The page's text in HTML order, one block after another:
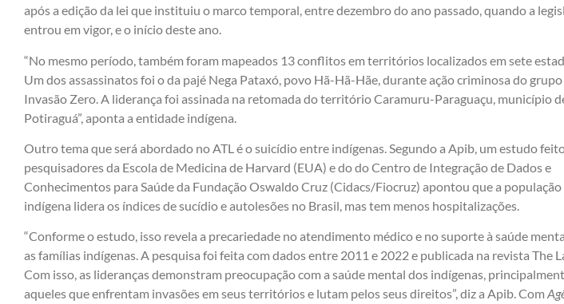
após a edição da lei que instituiu o marco temporal, entre dezembro do ano passado, quando a
entrou em vigor, e o início deste ano.
“No mesmo período, também foram mapeados 13 conflitos em territórios localizados em sete
Um dos assassinatos foi o da pajé Nega Pataxó, povo Hã-Hã-Hãe, durante ação criminosa do grupo
Invasão Zero. A liderança foi assinada na retomada do território Caramuru-Paraguaçu, município
Potiraguá”, aponta a entidade indígena.
Outro tema que será abordado no ATL é o suicídio entre indígenas. Segundo a Apib, um estudo
pesquisadores da Escola de Medicina de Harvard (EUA) e do do Centro de Integração de Dados e
Conhecimentos para Saúde da Fundação Oswaldo Cruz (Cidacs/Fiocruz) apontou que a população
indígena lidera os índices de sucídio e autolesões no Brasil, mas tem menos hospitalizações.
“Conforme o estudo, isso revela a precariedade no atendimento médico e no suporte à saúde
as famílias indígenas. A pesquisa foi feita com dados entre 2011 e 2022 e publicada na revista The
Com isso, as lideranças demonstram preocupação com a saúde mental dos indígenas,
aqueles que enfrentam invasões em seus territórios e lutam pelos seus direitos”, diz a Apib. Com